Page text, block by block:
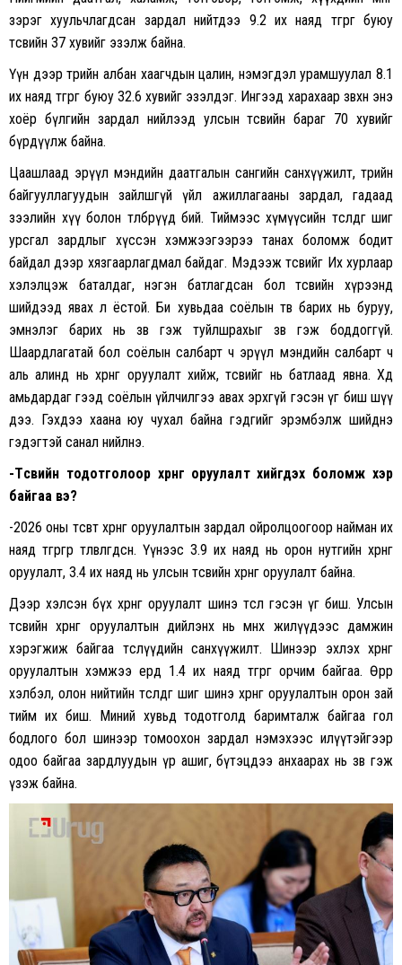
зэрэг хуульчлагдсан зардал нийтдээ 9.2 их наяд төгрөг буюу
төсвийн 37 хувийг эзэлж байна.
Үүн дээр төрийн албан хаагчдын цалин, нэмэгдэл урамшуулал 8.1
их наяд төгрөг буюу 32.6 хувийг эзэлдэг. Ингээд харахаар зөвхөн энэ
хоёр бүлгийн зардал нийлээд улсын төсвийн бараг 70 хувийг
бүрдүүлж байна.
Цаашлаад эрүүл мэндийн даатгалын сангийн санхүүжилт, төрийн
байгууллагуудын зайлшгүй үйл ажиллагааны зардал, гадаад
зээлийн хүү болон төлбөрүүд бий. Тиймээс хүмүүсийн төсөөлдөг шиг
урсгал зардлыг хүссэн хэмжээгээрээ танах боломж бодит
байдал дээр хязгаарлагдмал байдаг. Мэдээж төсвийг Их хурлаар
хэлэлцэж баталдаг, нэгэн батлагдсан бол төсвийн хүрээнд
шийдээд явах л ёстой. Би хувьдаа соёлын төв барих нь буруу,
эмнэлэг барих нь зөв гэж туйлшрахыг зөв гэж боддоггүй.
Шаардлагатай бол соёлын салбарт ч эрүүл мэндийн салбарт ч
аль алинд нь хөрөнгө оруулалт хийж, төсвийг нь батлаад явна. Хөдөө
амьдардаг гээд соёлын үйлчилгээ авах эрхгүй гэсэн үг биш шүү
дээ. Гэхдээ хаана юу чухал байна гэдгийг эрэмбэлж шийднэ
гэдэгтэй санал нийлнэ.
-Төсвийн тодотголоор хөрөнгө оруулалт хийгдэх боломж хэр
байгаа вэ?
-2026 оны төсөвт хөрөнгө оруулалтын зардал ойролцоогоор найман их
наяд төгрөгөөр төлөвлөгдсөн. Үүнээс 3.9 их наяд нь орон нутгийн хөрөнгө
оруулалт, 3.4 их наяд нь улсын төсвийн хөрөнгө оруулалт байна.
Дээр хэлсэн бүх хөрөнгө оруулалт шинэ төсөл гэсэн үг биш. Улсын
төсвийн хөрөнгө оруулалтын дийлэнх нь өмнөх жилүүдээс дамжин
хэрэгжиж байгаа төслүүдийн санхүүжилт. Шинээр эхлэх хөрөнгө
оруулалтын хэмжээ ердөө 1.4 их наяд төгрөг орчим байгаа. Өөрөөр
хэлбэл, олон нийтийн төсөөлдөг шиг шинэ хөрөнгө оруулалтын орон зай
тийм их биш. Миний хувьд тодотголд баримталж байгаа гол
бодлого бол шинээр томоохон зардал нэмэхээс илүүтэйгээр
одоо байгаа зардлуудын үр ашиг, бүтэцдээ анхаарах нь зөв гэж
үзэж байна.